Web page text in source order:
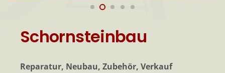
Schornsteinbau
Reparatur, Neubau, Zubehör, Verkauf